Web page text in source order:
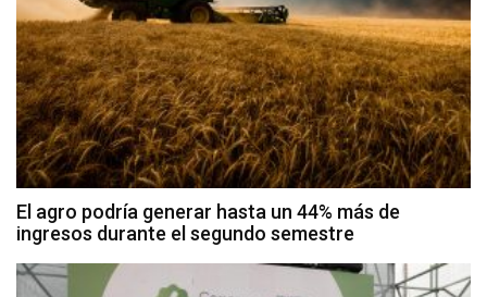
El agro podría generar hasta un 44% más de
ingresos durante el segundo semestre